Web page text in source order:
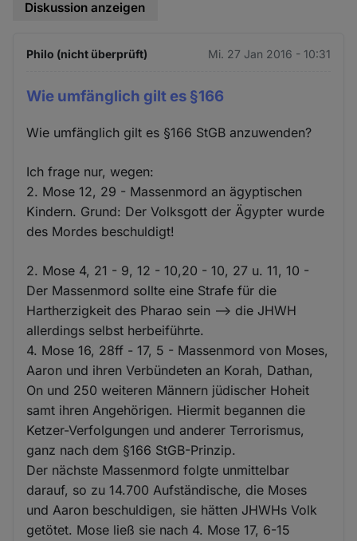
Diskussion anzeigen
Philo (nicht überprüft) Mi. 27 Jan 2016 - 10:31
Wie umfänglich gilt es §166
Wie umfänglich gilt es §166 StGB anzuwenden?
Ich frage nur, wegen:
2. Mose 12, 29 - Massenmord an ägyptischen
Kindern. Grund: Der Volksgott der Ägypter wurde
des Mordes beschuldigt!
2. Mose 4, 21 - 9, 12 - 10,20 - 10, 27 u. 11, 10 -
Der Massenmord sollte eine Strafe für die
Hartherzigkeit des Pharao sein --> die JHWH
allerdings selbst herbeiführte.
4. Mose 16, 28ff - 17, 5 - Massenmord von Moses,
Aaron und ihren Verbündeten an Korah, Dathan,
On und 250 weiteren Männern jüdischer Hoheit
samt ihren Angehörigen. Hiermit begannen die
Ketzer-Verfolgungen und anderer Terrorismus,
ganz nach dem §166 StGB-Prinzip.
Der nächste Massenmord folgte unmittelbar
darauf, so zu 14.700 Aufständische, die Moses
und Aaron beschuldigen, sie hätten JHWHs Volk
getötet. Mose ließ sie nach 4. Mose 17, 6-15